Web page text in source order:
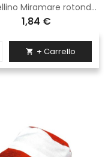
Cappellino Miramare rotondo Logica blu
1,84 €
 + Carrello